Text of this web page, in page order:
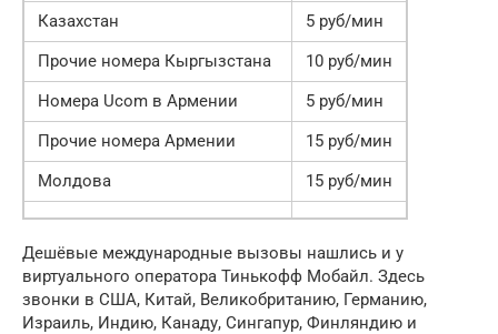
Казахстан
5 руб/мин
Прочие номера Кыргызстана
10 руб/мин
Номера Ucom в Армении
5 руб/мин
Прочие номера Армении
15 руб/мин
Молдова
15 руб/мин
Дешёвые международные вызовы нашлись и у
виртуального оператора Тинькофф Мобайл. Здесь
звонки в США, Китай, Великобританию, Германию,
Израиль, Индию, Канаду, Сингапур, Финляндию и